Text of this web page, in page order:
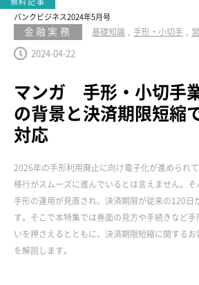
バンクビジネス2024年5月号
金融実務 基礎知識 手形・小切手
2024-04-22
マンガ 手形・小切手
の背景と決済期限短縮
対応
2026年の手形利用廃止に向け電子化が進められ
移行がスムーズに進んでいるとは言えません。
手形の運用が見直され、決済期限が従来の120日
す。そこで本特集では券面の見方や手続きなど
いを押さえるとともに、決済期限短縮に関する
を解説します。